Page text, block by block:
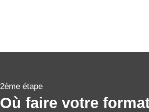
2ème étape
Où faire votre